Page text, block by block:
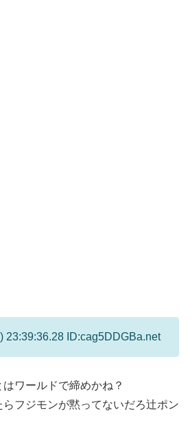
23:39:36.28 ID:cag5DDGBa.net
ワールドで締めかね？
フジモンが黙ってないだろ辻ポン